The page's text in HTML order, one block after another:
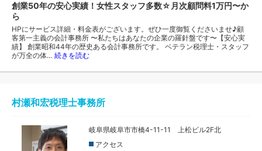
創業50年の安心実績！女性スタッフ多数☆月次顧問料1万円〜か
ら
HPにサービス詳細・料金表がございます。ぜひ一度御覧くださいませ♪顧
客第一主義の会計事務所 〜私たちはあなたの企業の羅針盤です〜【安心実
績】 創業昭和44年の歴史ある会計事務所です。 ベテラン税理士・スタッフ
が万全の体… 続きを読む
村瀬和宏税理士事務所
岐阜県岐阜市市橋4-11-11 上松ビル2F北
アクセス